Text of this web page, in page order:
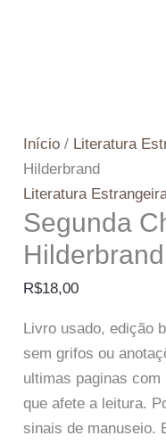
Início / Literatura
Hilderbrand
Literatura
Segunda
Hilderbrand
R$18,00
Livro usado, edição
sem grifos ou
ultimas paginas
que afete a leitura.
sinais de manuseio.